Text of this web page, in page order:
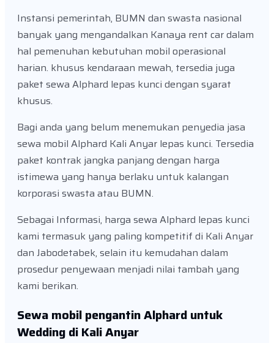
Instansi pemerintah, BUMN dan swasta nasional
banyak yang mengandalkan Kanaya rent car dalam
hal pemenuhan kebutuhan mobil operasional
harian. khusus kendaraan mewah, tersedia juga
paket sewa Alphard lepas kunci dengan syarat
khusus.
Bagi anda yang belum menemukan penyedia jasa
sewa mobil Alphard Kali Anyar lepas kunci. Tersedia
paket kontrak jangka panjang dengan harga
istimewa yang hanya berlaku untuk kalangan
korporasi swasta atau BUMN.
Sebagai Informasi, harga sewa Alphard lepas kunci
kami termasuk yang paling kompetitif di Kali Anyar
dan Jabodetabek, selain itu kemudahan dalam
prosedur penyewaan menjadi nilai tambah yang
kami berikan.
Sewa mobil pengantin Alphard untuk
Wedding di Kali Anyar